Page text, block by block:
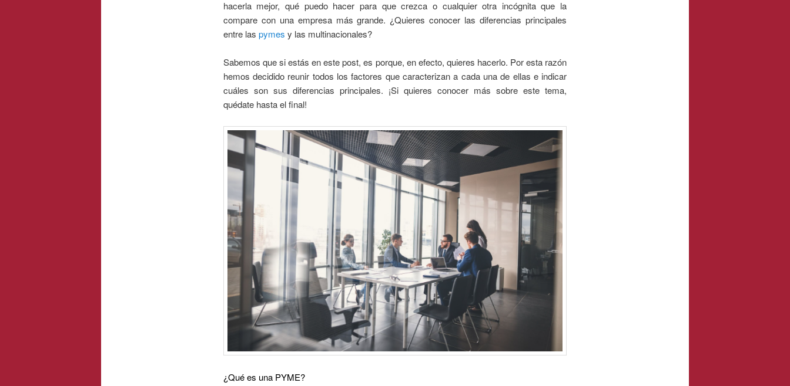
hacerla mejor, qué puedo hacer para que crezca o cualquier otra incógnita que la
compare con una empresa más grande. ¿Quieres conocer las diferencias principales
entre las pymes y las multinacionales?
Sabemos que si estás en este post, es porque, en efecto, quieres hacerlo. Por esta razón
hemos decidido reunir todos los factores que caracterizan a cada una de ellas e indicar
cuáles son sus diferencias principales. ¡Si quieres conocer más sobre este tema,
quédate hasta el final!
¿Qué es una PYME?